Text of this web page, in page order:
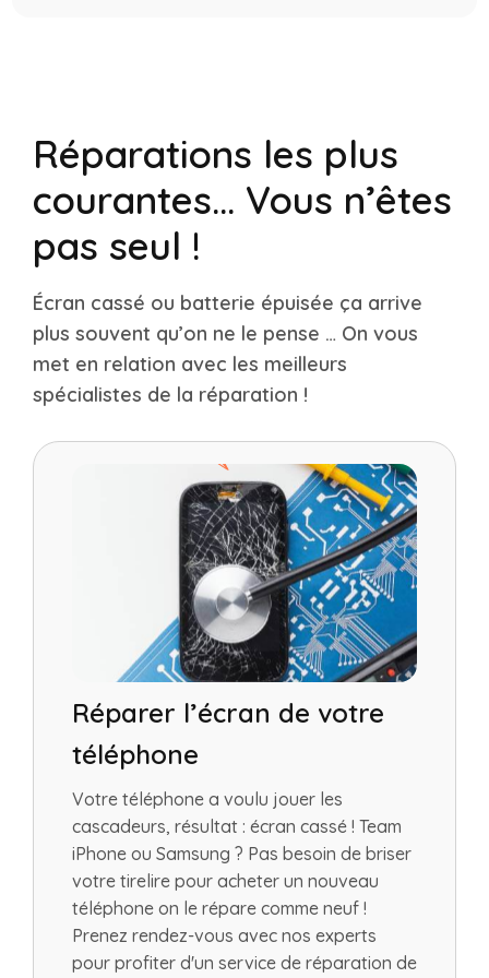
Réparations les plus
courantes... Vous n’êtes
pas seul !
Écran cassé ou batterie épuisée ça arrive
plus souvent qu’on ne le pense … On vous
met en relation avec les meilleurs
spécialistes de la réparation !
Réparer l’écran de votre
téléphone
Votre téléphone a voulu jouer les
cascadeurs, résultat : écran cassé ! Team
iPhone ou Samsung ? Pas besoin de briser
votre tirelire pour acheter un nouveau
téléphone on le répare comme neuf !
Prenez rendez-vous avec nos experts
pour profiter d'un service de réparation de